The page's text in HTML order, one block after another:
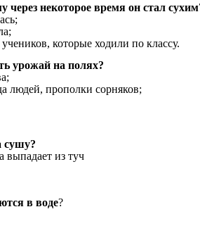
некоторое время он стал
которые ходили по классу.
урожай на полях?
людей, прополки сорняков;
сушу?
выпадает из туч
в воде?